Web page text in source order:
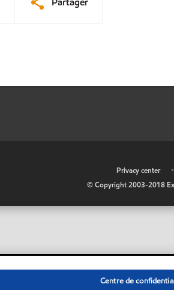
Privacy center •
© Copyright 2003-2018
Centre de